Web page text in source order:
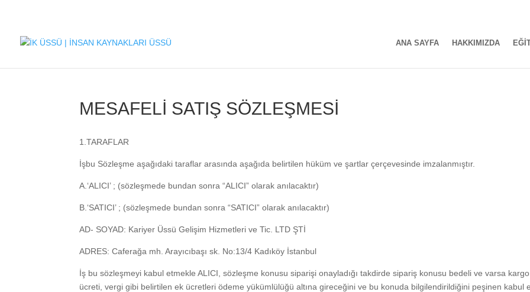
ANA SAYFA HAKKIMIZDA
MESAFELİ SATIŞ SÖZLEŞMESİ
1.TARAFLAR
İşbu Sözleşme aşağıdaki taraflar arasında aşağıda belirtilen hüküm ve şartlar çerçevesinde imzalanmıştır.
A.‘ALICI’ ; (sözleşmede bundan sonra “ALICI” olarak anılacaktır)
B.‘SATICI’ ; (sözleşmede bundan sonra “SATICI” olarak anılacaktır)
AD- SOYAD: Kariyer Üssü Gelişim Hizmetleri ve Tic. LTD ŞTİ
ADRES: Caferağa mh. Arayıcıbaşı sk. No:13/4 Kadıköy İstanbul
İş bu sözleşmeyi kabul etmekle ALICI, sözleşme konusu siparişi onayladığı takdirde sipariş konusu bedeli ve varsa kargo
ücreti, vergi gibi belirtilen ek ücretleri ödeme yükümlülüğü altına gireceğini ve bu konuda bilgilendirildiğini peşinen kabul